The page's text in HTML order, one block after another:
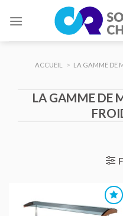
ACCUEIL > LA GAMME DE
LA GAMME DE
AJOUTER